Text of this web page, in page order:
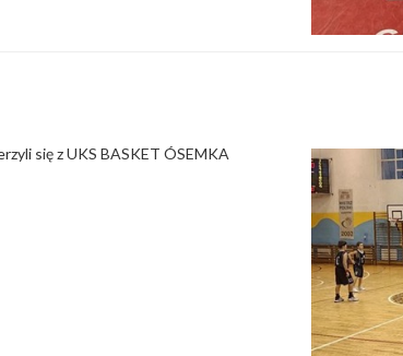
się z UKS BASKET ÓSEMKA